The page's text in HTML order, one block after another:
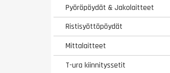
Pyöröpöydät & Jakolaitteet
Ristisyöttöpöydät
Mittalaitteet
T-ura kiinnityssetit